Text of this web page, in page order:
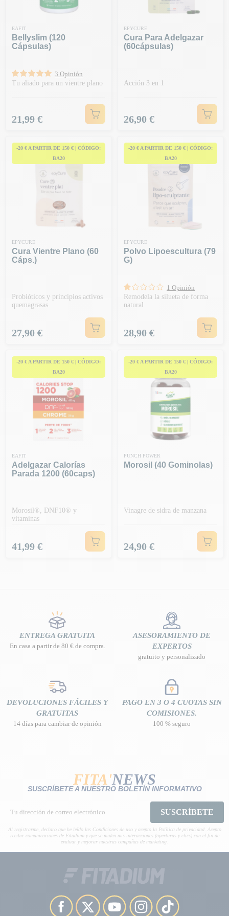
EAFIT
Bellyslim (120
Cápsulas)
3 Opinión
Tu aliado para un vientre plano
Precio
21,99 €
EPYCURE
Cura Para Adelgazar
(60cápsulas)
Acción 3 en 1
Precio
26,90 €
-20 € A PARTIR DE 150 € | CÓDIGO:
BA20
EPYCURE
Cura Vientre Plano (60
Cáps.)
Probióticos y principios activos
quemagrasas
Precio
27,90 €
-20 € A PARTIR DE 150 € | CÓDIGO:
BA20
EPYCURE
Polvo Lipoescultura (79
G)
1 Opinión
Remodela la silueta de forma
natural
Precio
28,90 €
-20 € A PARTIR DE 150 € | CÓDIGO:
BA20
EAFIT
Adelgazar Calorías
Parada 1200 (60caps)
Morosil®, DNF10® y
vitaminas
Precio
41,99 €
-20 € A PARTIR DE 150 € | CÓDIGO:
BA20
PUNCH POWER
Morosil (40 Gominolas)
Vinagre de sidra de manzana
Precio
24,90 €
ENTREGA GRATUITA
En casa a partir de 80 € de compra.
ASESORAMIENTO DE
EXPERTOS
gratuito y personalizado
DEVOLUCIONES FÁCILES Y
GRATUITAS
14 días para cambiar de opinión
PAGO EN 3 O 4 CUOTAS SIN
COMISIONES.
100 % seguro
FITA'NEWS
SUSCRÍBETE A NUESTRO BOLETÍN INFORMATIVO
SUSCRÍBETE
Al registrarme, declaro que he leído las Condiciones de uso y acepto la Política de privacidad. Acepto
recibir comunicaciones de Fitadium y que se miden mis interacciones (aperturas y clics) con el fin de
evaluar y mejorar nuestras campañas de marketing.